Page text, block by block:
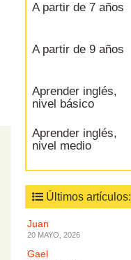
A partir de 7 años
A partir de 9 años
Aprender inglés,
nivel básico
Aprender inglés,
nivel medio
Últimos artículos:
Juan
20 MAYO, 2026
Gael